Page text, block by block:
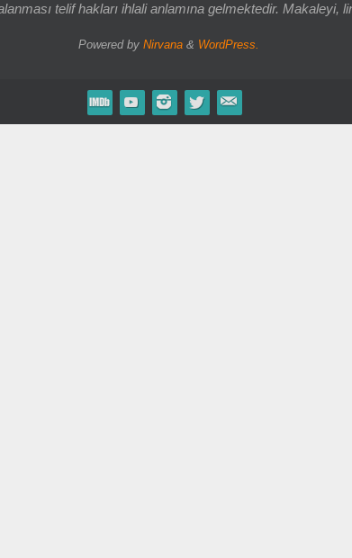
telif hakları ihlali anlamına gelmektedir.
Powered by Nirvana& WordPress.